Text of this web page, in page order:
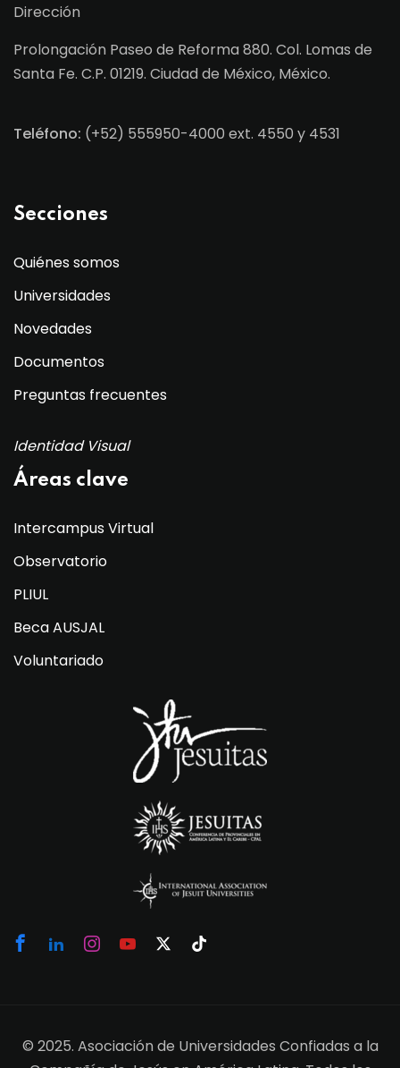
Dirección
Prolongación Paseo de Reforma 880. Col. Lomas de
Santa Fe. C.P. 01219. Ciudad de México, México.
Teléfono: (+52) 555950-4000 ext. 4550 y 4531
Secciones
Quiénes somos
Universidades
Novedades
Documentos
Preguntas frecuentes
Identidad Visual
Áreas clave
Intercampus Virtual
Observatorio
PLIUL
Beca AUSJAL
Voluntariado
© 2025. Asociación de Universidades Confiadas a la